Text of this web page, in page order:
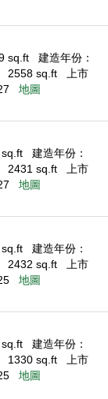
sq.ft
建造年份：
2558 sq.ft
上市
地圖
建造年份：
2431 sq.ft
上市
地圖
建造年份：
2432 sq.ft
上市
地圖
建造年份：
1330 sq.ft
上市
地圖